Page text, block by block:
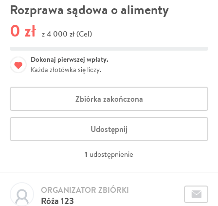
Rozprawa sądowa o alimenty
0 zł z 4 000 zł (Cel)
Dokonaj pierwszej wpłaty.
Każda złotówka się liczy.
Zbiórka zakończona
Udostępnij
1 udostępnienie
Róża 123
ORGANIZATOR ZBIÓRKI